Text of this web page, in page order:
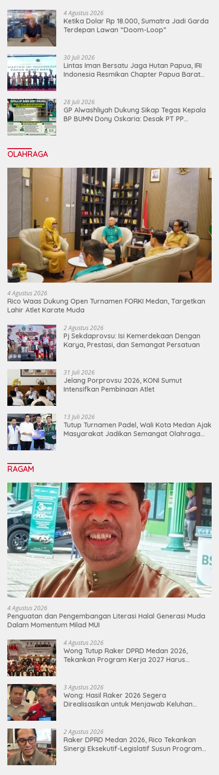
4 Agustus 2026
Ketika Dolar Rp 18.000, Sumatra Jadi Garda
Terdepan Lawan “Doom-Loop”
30 Juli 2026
Lintas Iman Bersatu Jaga Hutan Papua, IRI
Indonesia Resmikan Chapter Papua Barat
28 Juli 2026
GP Alwashliyah Dukung Sikap Tegas Kepala
BP BUMN Dony Oskaria: Desak PT PP
OLAHRAGA
4 Agustus 2026
Rico Waas Dukung Open Turnamen FORKI Medan, Targetkan
Lahir Atlet Karate Muda
2 Agustus 2026
Pj Sekdaprovsu: Isi Kemerdekaan Dengan
Karya, Prestasi, dan Semangat Persatuan
31 Juli 2026
Jelang Porprovsu 2026, KONI Sumut
Intensifkan Pembinaan Atlet
13 Juli 2026
Tutup Turnamen Padel, Wali Kota Medan Ajak
Masyarakat Jadikan Semangat Olahraga
RAGAM
4 Agustus 2026
Penguatan dan Pengembangan Literasi Halal Generasi Muda
Dalam Momentum Milad MUI
4 Agustus 2026
Wong Tutup Raker DPRD Medan 2026,
Tekankan Program Kerja 2027 Harus
3 Agustus 2026
Wong: Hasil Raker 2026 Segera
Direalisasikan untuk Menjawab Keluhan
2 Agustus 2026
Raker DPRD Medan 2026, Rico Tekankan
Sinergi Eksekutif-Legislatif Susun Program